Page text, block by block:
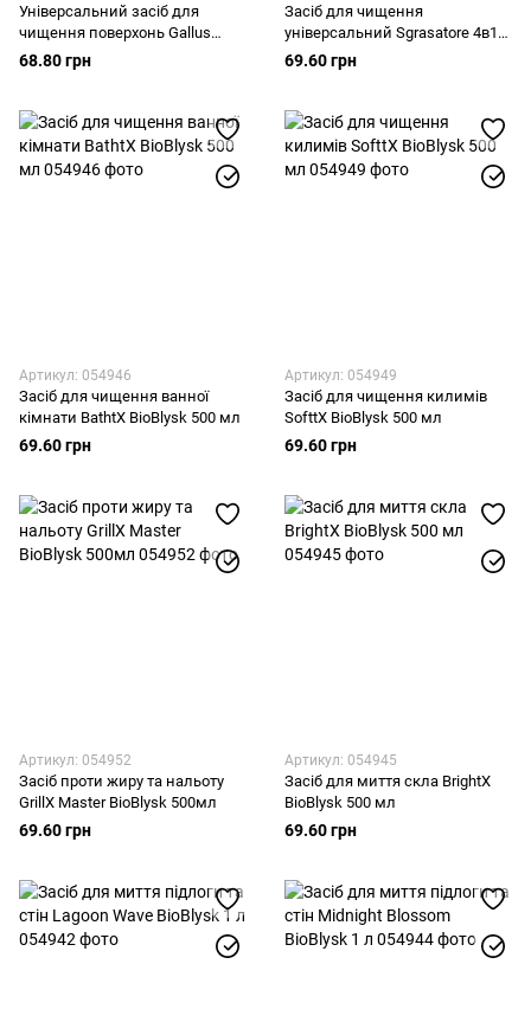
Універсальний засіб для
чищення поверхонь Gallus
крем Лимон 700мл
68.80 грн
Засіб для чищення
універсальний Sgrasatore 4в1
Ultra BioBlysk 500 мл
69.60 грн
Артикул: 054946
Засіб для чищення ванної
кімнати BathtX BioBlysk 500 мл
69.60 грн
Артикул: 054949
Засіб для чищення килимів
SofttX BioBlysk 500 мл
69.60 грн
Артикул: 054952
Засіб проти жиру та нальоту
GrillX Master BioBlysk 500мл
69.60 грн
Артикул: 054945
Засіб для миття скла BrightX
BioBlysk 500 мл
69.60 грн